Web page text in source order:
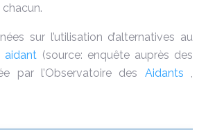
sur l’utilisation d’alternatives au
aidant (source: enquête auprès des
par l’Observatoire des Aidants